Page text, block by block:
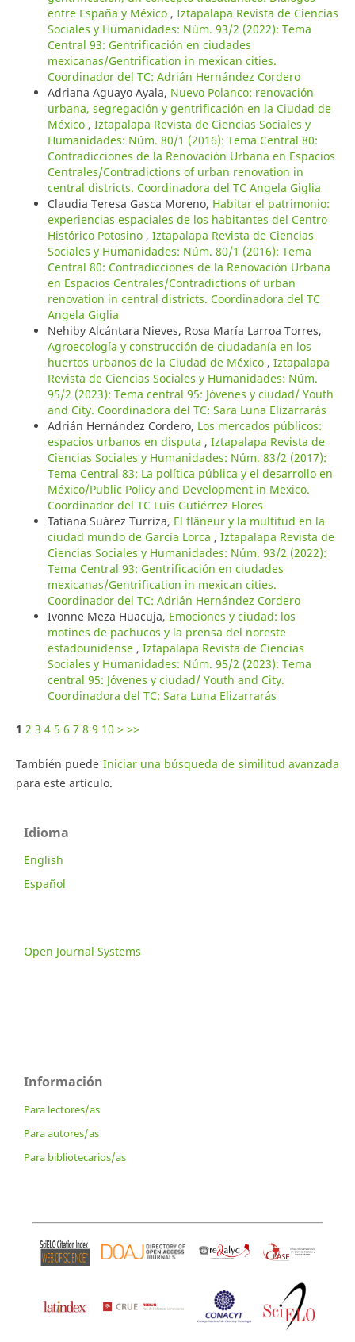
entre España y México , Iztapalapa Revista de Ciencias
Sociales y Humanidades: Núm. 93/2 (2022): Tema
Central 93: Gentrificación en ciudades
mexicanas/Gentrification in mexican cities.
Coordinador del TC: Adrián Hernández Cordero
Adriana Aguayo Ayala, Nuevo Polanco: renovación
urbana, segregación y gentrificación en la Ciudad de
México , Iztapalapa Revista de Ciencias Sociales y
Humanidades: Núm. 80/1 (2016): Tema Central 80:
Contradicciones de la Renovación Urbana en Espacios
Centrales/Contradictions of urban renovation in
central districts. Coordinadora del TC Angela Giglia
Claudia Teresa Gasca Moreno, Habitar el patrimonio:
experiencias espaciales de los habitantes del Centro
Histórico Potosino , Iztapalapa Revista de Ciencias
Sociales y Humanidades: Núm. 80/1 (2016): Tema
Central 80: Contradicciones de la Renovación Urbana
en Espacios Centrales/Contradictions of urban
renovation in central districts. Coordinadora del TC
Angela Giglia
Nehiby Alcántara Nieves, Rosa María Larroa Torres,
Agroecología y construcción de ciudadanía en los
huertos urbanos de la Ciudad de México , Iztapalapa
Revista de Ciencias Sociales y Humanidades: Núm.
95/2 (2023): Tema central 95: Jóvenes y ciudad/ Youth
and City. Coordinadora del TC: Sara Luna Elizarrarás
Adrián Hernández Cordero, Los mercados públicos:
espacios urbanos en disputa , Iztapalapa Revista de
Ciencias Sociales y Humanidades: Núm. 83/2 (2017):
Tema Central 83: La política pública y el desarrollo en
México/Public Policy and Development in Mexico.
Coordinador del TC Luis Gutiérrez Flores
Tatiana Suárez Turriza, El flâneur y la multitud en la
ciudad mundo de García Lorca , Iztapalapa Revista de
Ciencias Sociales y Humanidades: Núm. 93/2 (2022):
Tema Central 93: Gentrificación en ciudades
mexicanas/Gentrification in mexican cities.
Coordinador del TC: Adrián Hernández Cordero
Ivonne Meza Huacuja, Emociones y ciudad: los
motines de pachucos y la prensa del noreste
estadounidense , Iztapalapa Revista de Ciencias
Sociales y Humanidades: Núm. 95/2 (2023): Tema
central 95: Jóvenes y ciudad/ Youth and City.
Coordinadora del TC: Sara Luna Elizarrarás
1 2 3 4 5 6 7 8 9 10 > >>
También puede Iniciar una búsqueda de similitud avanzada
para este artículo.
Idioma
English
Español
Open Journal Systems
Información
Para lectores/as
Para autores/as
Para bibliotecarios/as